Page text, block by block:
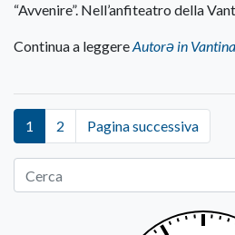
“Avvenire”. Nell’anfiteatro della
Continua a leggereAutorə in
1 2 Pagina successiva